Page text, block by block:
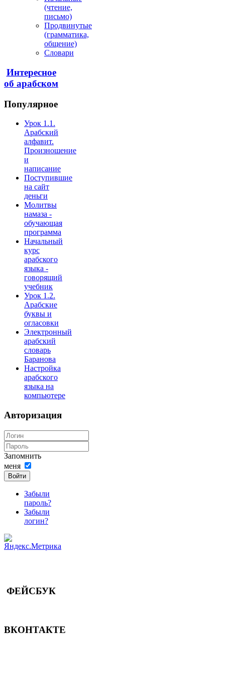
(чтение,
письмо)
Продвинутые
(грамматика,
общение)
Словари
Интересное
об арабском
Популярное
Урок 1.1.
Арабский
алфавит.
Произношение
и
написание
Поступившие
на сайт
деньги
Молитвы
намаза -
обучающая
программа
Начальный
курс
арабского
языка -
говорящий
учебник
Урок 1.2.
Арабские
буквы и
огласовки
Электронный
арабский
словарь
Баранова
Настройка
арабского
языка на
компьютере
Авторизация
Запомнить
меня
Войти
Забыли
пароль?
Забыли
логин?
ФЕЙСБУК
ВКОНТАКТЕ